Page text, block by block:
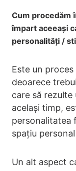
Cum procedăm
împart aceeași
personalități /
Este un
deoarece
care să
același timp,
personalitatea
spațiu
Un alt aspect